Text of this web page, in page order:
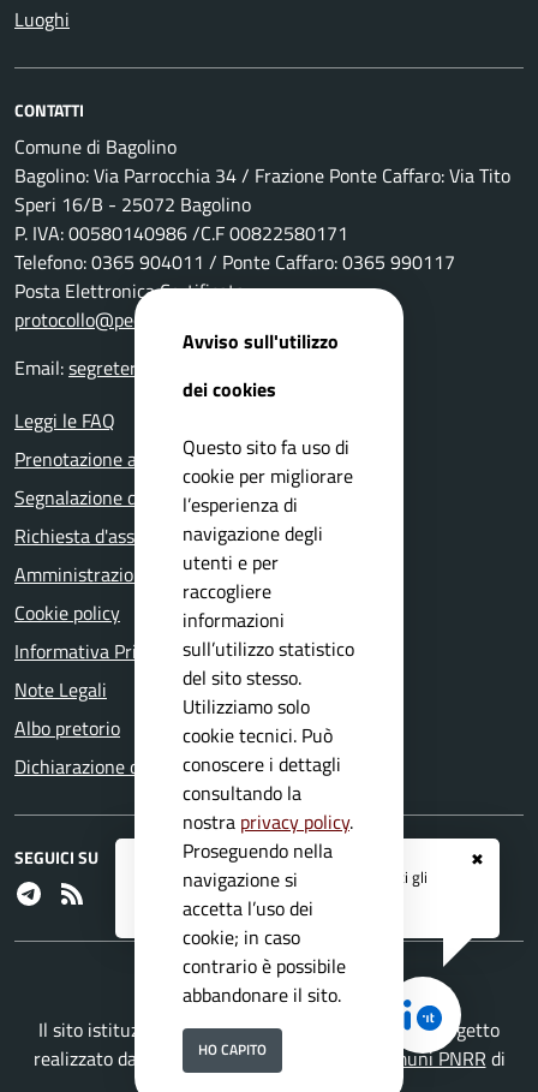
✖
Registrati ai serviziAPP IO
e ricevi tutti gli
aggiornamenti dall'Ente
Luoghi
CONTATTI
Comune di Bagolino
Bagolino: Via Parrocchia 34 / Frazione Ponte Caffaro: Via Tito
Speri 16/B - 25072 Bagolino
P. IVA: 00580140986 /C.F 00822580171
Telefono: 0365 904011 / Ponte Caffaro: 0365 990117
Posta Elettronica Certificata:
protocollo@pec.comune.bagolino.bs.it
Email:segreteria@comune.bagolino.bs.it
Leggi le FAQ
Prenotazione appuntamento
Segnalazione disservizio
Richiesta d'assistenza
Amministrazione trasparente
Cookie policy
Informativa Privacy
Note Legali
Albo pretorio
Dichiarazione di accessibilità
SEGUICI SU
Telegram
Il sito istituzionale del Comune di Bagolino è un progetto
realizzato da
Secoval srlcon la Soluzione Comuni PNRR di
Avviso sull'utilizzo
dei cookies
Questo sito fa uso di
cookie per migliorare
l’esperienza di
navigazione degli
utenti e per
raccogliere
informazioni
sull’utilizzo statistico
del sito stesso.
Utilizziamo solo
cookie tecnici. Può
conoscere i dettagli
consultando la
nostra privacy policy.
Proseguendo nella
navigazione si
accetta l’uso dei
cookie; in caso
contrario è possibile
abbandonare il sito.
HO CAPITO